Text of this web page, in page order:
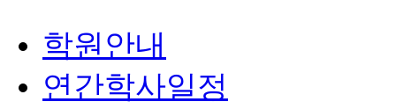
학원안내
연간학사일정